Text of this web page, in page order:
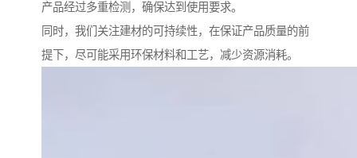
产品经过多重检测，确保达到使用要求。
同时，我们关注建材的可持续性，在保证产品质量的前
提下，尽可能采用环保材料和工艺，减少资源消耗。